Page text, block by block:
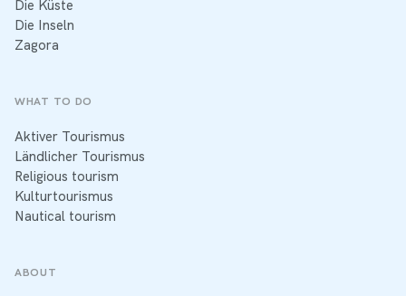
Die Küste
Die Inseln
Zagora
WHAT TO DO
Aktiver Tourismus
Ländlicher Tourismus
Religious tourism
Kulturtourismus
Nautical tourism
ABOUT